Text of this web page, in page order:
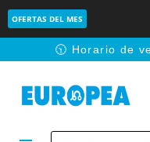
OFERTAS DEL MES
🕥 Horario de